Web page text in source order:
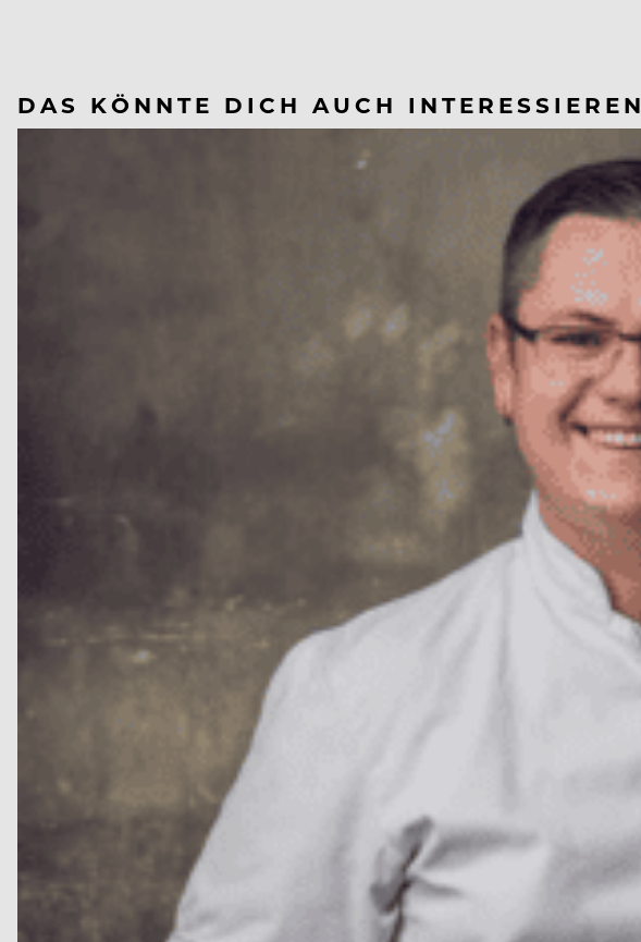
DAS KÖNNTE DICH AUCH INTERESSIEREN